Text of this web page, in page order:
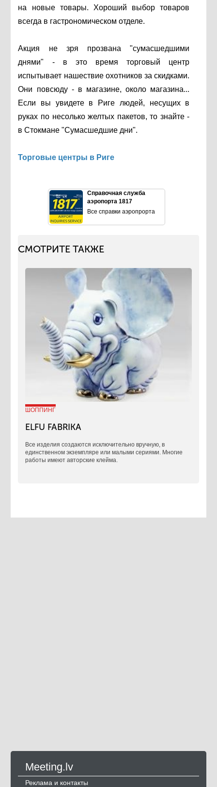
на новые товары. Хороший выбор товаров
всегда в гастрономическом отделе.
Акция не зря прозвана "сумасшедшими
днями" - в это время торговый центр
испытывает нашествие охотников за скидками.
Они повсюду - в магазине, около магазина...
Если вы увидете в Риге людей, несущих в
руках по несолько желтых пакетов, то знайте -
в Стокмане "Сумасшедшие дни".
Торговые центры в Риге
Справочная служба
аэропорта 1817
Все справки аэропрорта
СМОТРИТЕ ТАКЖЕ
ШОППИНГ
ELFU FABRIKA
Все изделия создаются исключительно вручную, в
единственном экземпляре или малыми сериями. Многие
работы имеют авторские клейма.
Meeting.lv
Реклама и контакты